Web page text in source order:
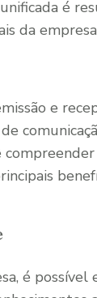
é
da
e
é